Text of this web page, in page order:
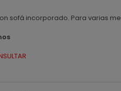
sofá incorporado. Para varias